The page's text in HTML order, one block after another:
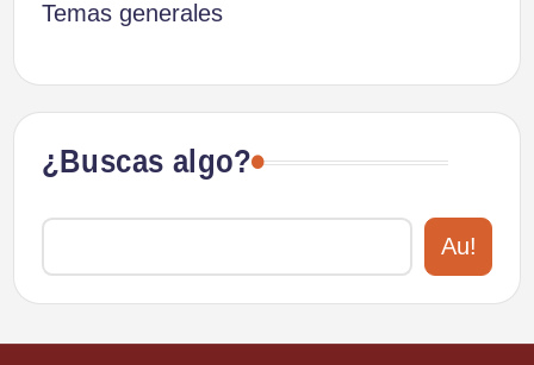
Temas generales
¿Buscas algo?
Au!